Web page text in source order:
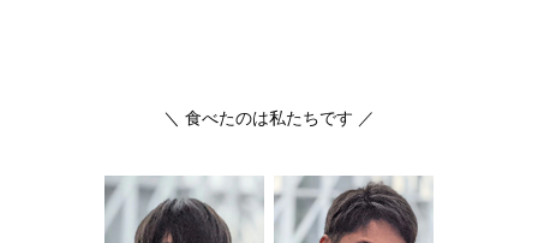
＼ 食べたのは私たちです ／